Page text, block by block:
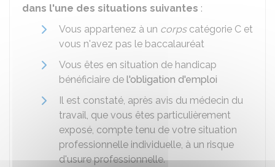
dans l'une des situations suivantes :
Vous appartenez à un corpscatégorie C et
vous n'avez pas le baccalauréat
Vous êtes en situation de handicap
bénéficiaire de l'obligation d'emploi
Il est constaté, après avis du médecin du
travail, que vous êtes particulièrement
exposé, compte tenu de votre situation
professionnelle individuelle, à un risque
d'usure professionnelle.